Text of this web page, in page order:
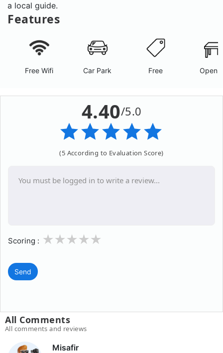
a local guide.
Features
Free Wifi Car Park Free Open
4.40/5.0
(5 According to Evaluation Score)
Scoring : 3
2
1
Send
All Comments
All comments and reviews
Misafir